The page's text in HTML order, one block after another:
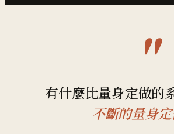
"
有什麼比量身定做的
不斷的量身定